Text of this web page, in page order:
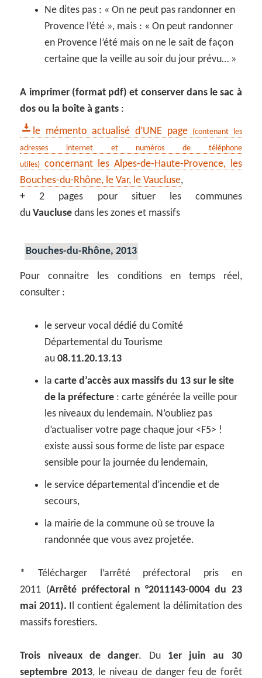
Ne dites pas : « On ne peut pas randonner en
Provence l’été », mais : « On peut randonner
en Provence l’été mais on ne le sait de façon
certaine que la veille au soir du jour prévu… »
A imprimer (format pdf) et conserver dans le sac à
dos ou la boîte à gants :
le mémento actualisé d’UNE page (contenant les
adresses internet et numéros de téléphone
utiles) concernant les Alpes-de-Haute-Provence, les
Bouches-du-Rhône, le Var, le Vaucluse,
+ 2 pages pour situer les communes
duVaucluse dans les zones et massifs
Bouches-du-Rhône, 2013
Pour connaitre les conditions en temps réel,
consulter :
le serveur vocal dédié du Comité
Départemental du Tourisme
au08.11.20.13.13
lacarte d’accès aux massifs du 13 sur le site
de la préfecture : carte générée la veille pour
les niveaux du lendemain. N’oubliez pas
d’actualiser votre page chaque jour <F5> !
existe aussi sous forme de liste par espace
sensible pour la journée du lendemain,
le service départemental d’incendie et de
secours,
la mairie de la commune où se trouve la
randonnée que vous avez projetée.
* Télécharger l’arrêté préfectoral pris en
2011 (Arrêté préfectoral n °2011143-0004 du 23
mai 2011). Il contient également la délimitation des
massifs forestiers.
Trois niveaux de danger. Du 1er juin au 30
septembre 2013, le niveau de danger feu de forêt